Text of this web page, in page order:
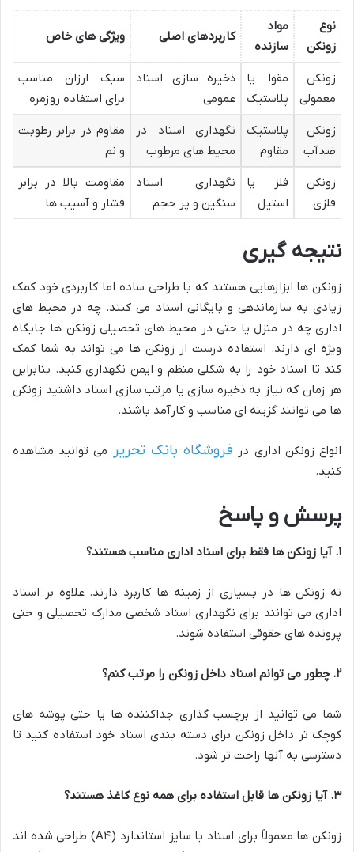
نوع
زونکن
مواد
سازنده
کاربردهای اصلی ویژگی های خاص
زونکن
معمولی
مقوا یا
پلاستیک
ذخیره سازی اسناد
عمومی
سبک ارزان مناسب
برای استفاده روزمره
زونکن
ضدآب
پلاستیک
مقاوم
نگهداری اسناد در
محیط های مرطوب
مقاوم در برابر رطوبت
و نم
زونکن
فلزی
فلز یا
استیل
نگهداری اسناد
سنگین و پر حجم
مقاومت بالا در برابر
فشار و آسیب ها
نتیجه گیری
زونکن ها ابزارهایی هستند که با طراحی ساده اما کاربردی خود کمک
زیادی به سازماندهی و بایگانی اسناد می کنند. چه در محیط های
اداری چه در منزل یا حتی در محیط های تحصیلی زونکن ها جایگاه
ویژه ای دارند. استفاده درست از زونکن ها می تواند به شما کمک
کند تا اسناد خود را به شکلی منظم و ایمن نگهداری کنید. بنابراین
هر زمان که نیاز به ذخیره سازی یا مرتب سازی اسناد داشتید زونکن
ها می توانند گزینه ای مناسب و کارآمد باشند.
انواع زونکن اداری در فروشگاه بانک تحریر می توانید مشاهده
کنید.
پرسش و پاسخ
۱.آیا زونکن ها فقط برای اسناد اداری مناسب هستند؟
نه زونکن ها در بسیاری از زمینه ها کاربرد دارند. علاوه بر اسناد
اداری می توانند برای نگهداری اسناد شخصی مدارک تحصیلی و حتی
پرونده های حقوقی استفاده شوند.
۲. چطور می توانم اسناد داخل زونکن را مرتب کنم؟
شما می توانید از برچسب گذاری جداکننده ها یا حتی پوشه های
کوچک تر داخل زونکن برای دسته بندی اسناد خود استفاده کنید تا
دسترسی به آنها راحت تر شود.
۳.آیا زونکن ها قابل استفاده برای همه نوع کاغذ هستند؟
زونکن ها معمولاً برای اسناد با سایز استاندارد (A۴) طراحی شده اند